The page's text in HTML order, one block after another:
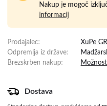
Nakup je mogoč
informacij
Prodajalec:
XuPe
Odpremlja iz države:
Brezskrben nakup:
Dostava